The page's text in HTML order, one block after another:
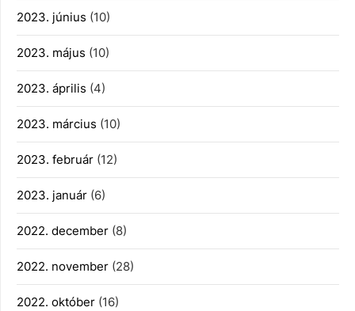
2023. június (10)
2023. május (10)
2023. április (4)
2023. március (10)
2023. február (12)
2023. január (6)
2022. december (8)
2022. november (28)
2022. október (16)